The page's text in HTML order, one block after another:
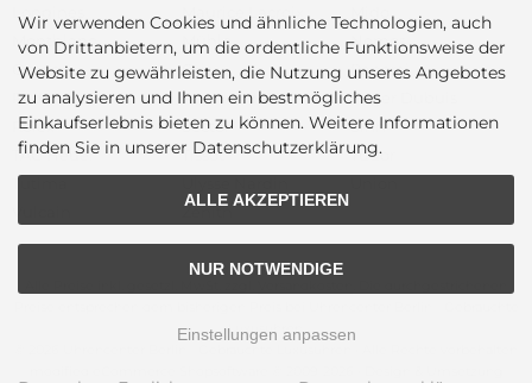
Longines
Maurice Lacroix
Mido
Montblanc
Mühle
Nomos
Omega
Oris
Panerai
Rado
Raymond Weil
Roger Dubuis
Rolex
Sector
Sinn
TAG Heuer
Tissot
Tudor
Tutima
Zenith
Luxusuhren.
Wir verwenden Cookies und ähnliche Technologien, auch
von Drittanbietern, um die ordentliche Funktionsweise der
Website zu gewährleisten, die Nutzung unseres Angebotes
zu analysieren und Ihnen ein bestmögliches
Einkaufserlebnis bieten zu können. Weitere Informationen
finden Sie in unserer Datenschutzerklärung.
ALLE AKZEPTIEREN
NUR NOTWENDIGE
Einstellungen anpassen